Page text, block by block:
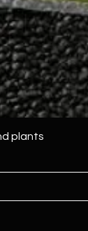
plants